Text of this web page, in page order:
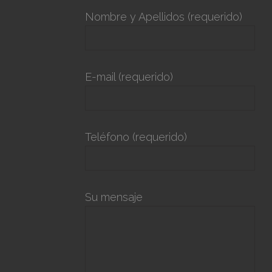
Nombre y Apellidos (requerido)
E-mail (requerido)
Teléfono (requerido)
Su mensaje